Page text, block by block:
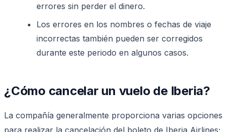
errores sin perder el dinero.
Los errores en los nombres o fechas de viaje
incorrectas también pueden ser corregidos
durante este periodo en algunos casos.
¿Cómo cancelar un vuelo de Iberia?
La compañía generalmente proporciona varias opciones
para realizar la cancelación del boleto de Iberia Airlines;